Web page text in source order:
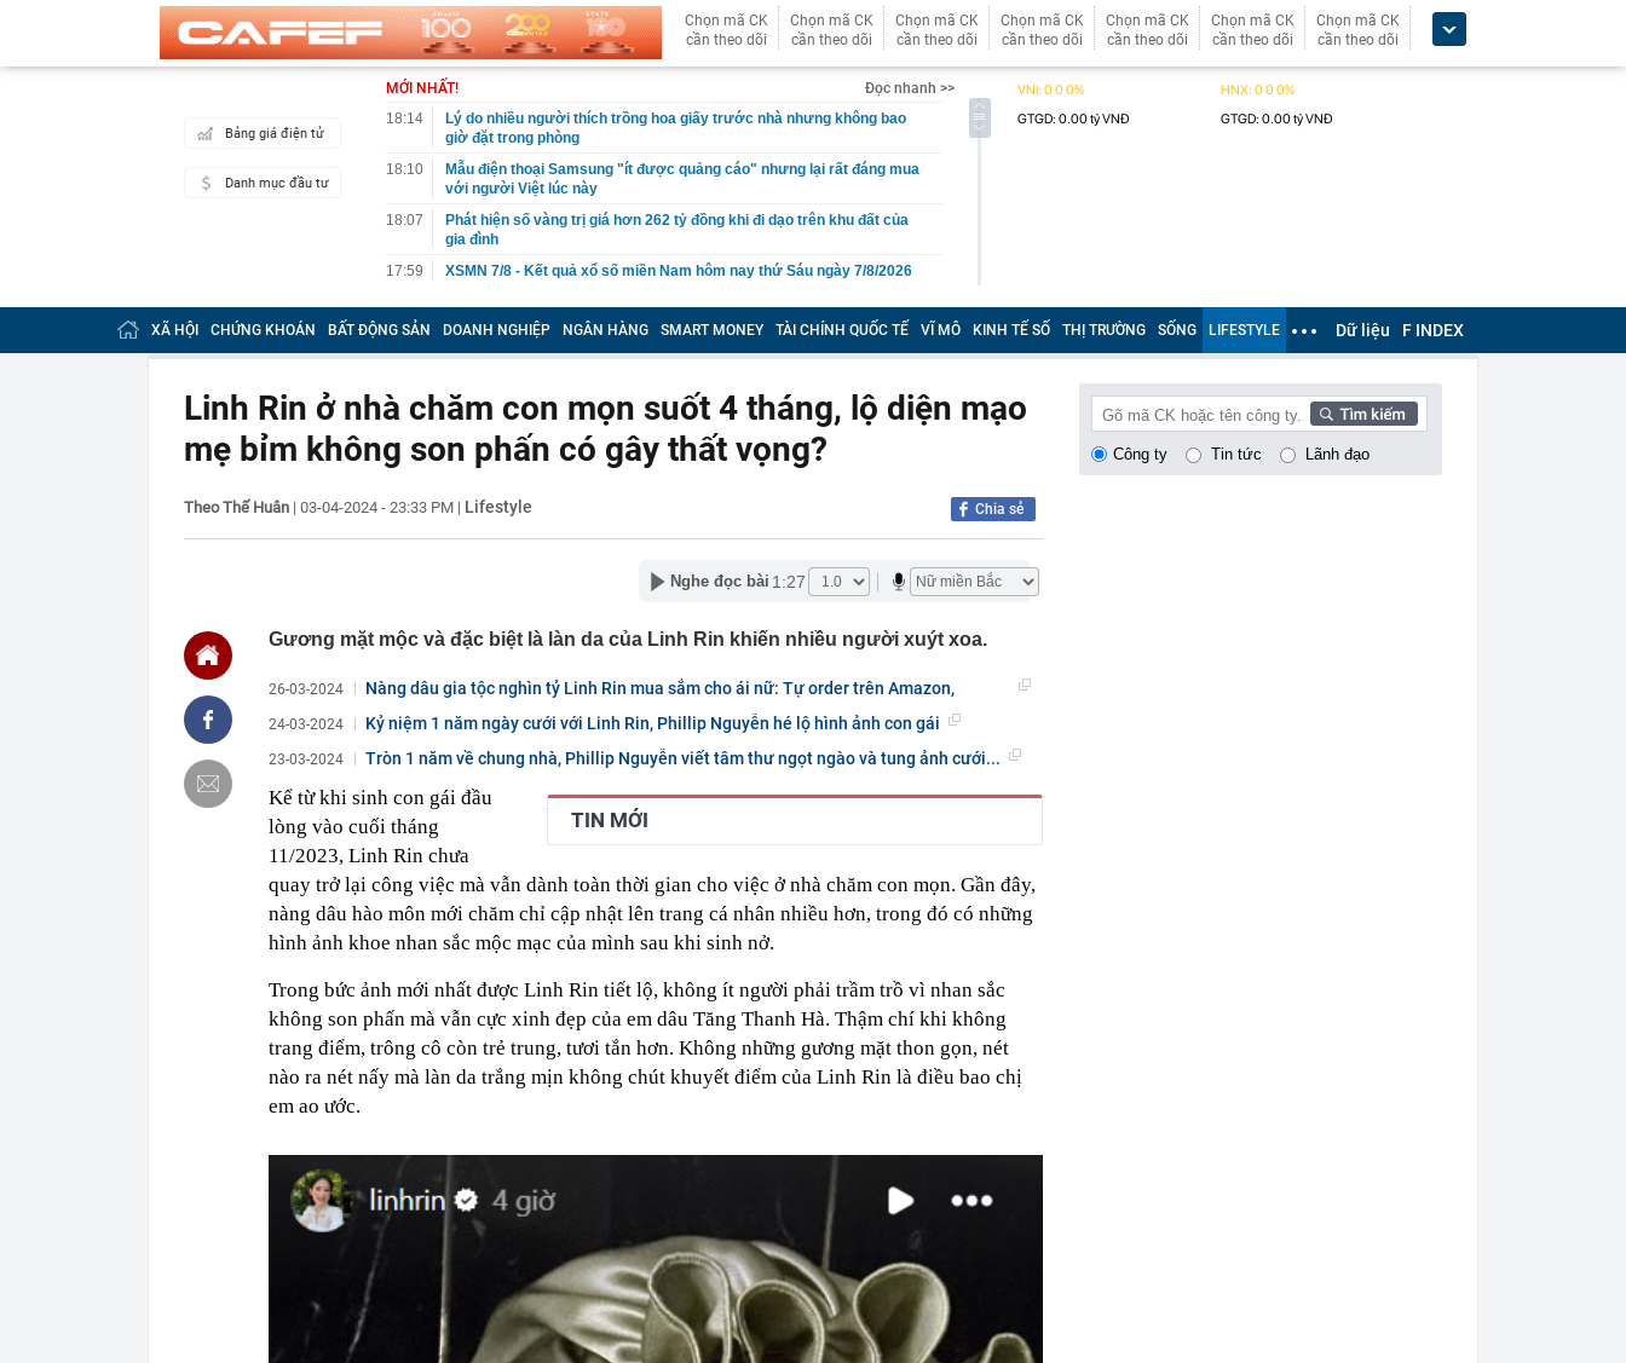
Chọn mã CK
cần theo dõi
Chọn mã CK
cần theo dõi
Chọn mã CK
cần theo dõi
Chọn mã CK
cần theo dõi
Chọn mã CK
cần theo dõi
Chọn mã CK
cần theo dõi
Chọn mã CK
cần theo dõi
Bảng giá điện tử
Danh mục đầu tư
MỚI NHẤT!
Đọc nhanh >>
18:14
Lý do nhiều người thích trồng hoa giấy trước nhà nhưng không bao
giờ đặt trong phòng
18:10
Mẫu điện thoại Samsung "ít được quảng cáo" nhưng lại rất đáng mua
với người Việt lúc này
18:07
Phát hiện số vàng trị giá hơn 262 tỷ đồng khi đi dạo trên khu đất của
gia đình
17:59
XSMN 7/8 - Kết quả xổ số miền Nam hôm nay thứ Sáu ngày 7/8/2026
17:57
Phát hiện viêm gan B rồi bỏ điều trị suốt 20 năm, người đàn ông 53 tuổi
phải lọc máu, vợ con cũng nhiễm bệnh
17:52
9 loại rau giàu omega-3 bậc nhất
người trung niên trả giá
Lãi suất tăng cao, doanh nghiệp gửi nhà băng hàng nghìn tỷ đồng
17:33
Thu phí cao tốc Bắc - Nam đạt hơn 1.300 tỷ đồng
17:26
Tuyên án chung thân thầy bói Phan Thị Thu Trang SN 1989
17:22
Nên làm gì trong tiết Lập thu 2026?
4 thói quen nấu cơm cần bỏ ngay
Các chủ shop gặp khó khăn gì khi bán hàng trên sàn thương mại điện
17:03
TPHCM chuẩn bị khởi công nhiều dự án dịp Quốc khánh 2/9
16:59
Nhiều tổ công tác đồng loạt ra quân, kiểm tra 98 công nhân tại 3 xã
16:46
Đề xuất giảm 30% thuế cho hộ kinh doanh, doanh nghiệp có doanh thu
đến 10 tỷ đồng
16:42
Tịch thu 39 thỏi vàng trị giá 29 tỷ đồng buôn lậu qua biên giới bằng xe
máy
16:42
2 ngày trước - 5/8, sân bay Tân Sơn Nhất ghi nhận một máy bay lạ cất
bằng tòa nhà 110 tầng chưa từng có trên thế giới
16:38
9 trụ cầu Hồng Hà dần lộ diện giữa sông Hồng
XÃ HỘI CHỨNG KHOÁN BẤT ĐỘNG SẢN DOANH NGHIỆP NGÂN HÀNG SMART MONEY TÀI CHÍNH QUỐC TẾ VĨ MÔ KINH TẾ SỐ THỊ TRƯỜNG SỐNG LIFESTYLE Dữ liệu F INDEX
Linh Rin ở nhà chăm con mọn suốt 4 tháng, lộ diện mạo
mẹ bỉm không son phấn có gây thất vọng?
Theo Thế Huân | 03-04-2024 - 23:33 PM | Lifestyle Chia sẻ
Nghe đọc bài 1:27
Gương mặt mộc và đặc biệt là làn da của Linh Rin khiến nhiều người xuýt xoa.
26-03-2024
Nàng dâu gia tộc nghìn tỷ Linh Rin mua sắm cho ái nữ: Tự order trên Amazon,
24-03-2024 Kỷ niệm 1 năm ngày cưới với Linh Rin, Phillip Nguyễn hé lộ hình ảnh con gái
23-03-2024 Tròn 1 năm về chung nhà, Phillip Nguyễn viết tâm thư ngọt ngào và tung ảnh cưới...
TIN MỚI
Kể từ khi sinh con gái đầu
lòng vào cuối tháng
11/2023, Linh Rin chưa
quay trở lại công việc mà vẫn dành toàn thời gian cho việc ở nhà chăm con mọn. Gần đây,
nàng dâu hào môn mới chăm chỉ cập nhật lên trang cá nhân nhiều hơn, trong đó có những
hình ảnh khoe nhan sắc mộc mạc của mình sau khi sinh nở.
Trong bức ảnh mới nhất được Linh Rin tiết lộ, không ít người phải trầm trồ vì nhan sắc
không son phấn mà vẫn cực xinh đẹp của em dâu Tăng Thanh Hà. Thậm chí khi không
trang điểm, trông cô còn trẻ trung, tươi tắn hơn. Không những gương mặt thon gọn, nét
nào ra nét nấy mà làn da trắng mịn không chút khuyết điểm của Linh Rin là điều bao chị
em ao ước.
Công ty Tin tức Lãnh đạo